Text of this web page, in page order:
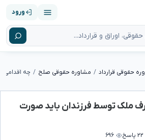
ورود
حقوقی قرارداد مشاوره حقوقی صلح
ملک توسط فرزندان باید صورت
۲۲ پاسخ ۶۹۶